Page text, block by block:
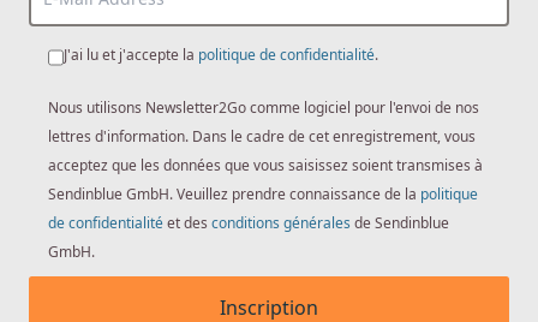
J'ai lu et j'accepte la politique de confidentialité.
Nous utilisons Newsletter2Go comme logiciel pour l'envoi de nos
lettres d'information. Dans le cadre de cet enregistrement, vous
acceptez que les données que vous saisissez soient transmises à
Sendinblue GmbH. Veuillez prendre connaissance de la politique
de confidentialitéet des conditions générales de Sendinblue
GmbH.
Inscription